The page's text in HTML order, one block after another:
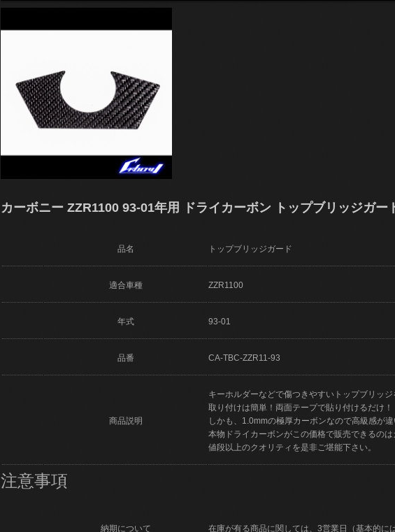
カーボニー ZZR1100 93-01年用 ドライカーボン トップブリッジガー
品名 トップブリッジガード
適合車種 ZZR1100
年式 93-01
品番 CA-TBC-ZZR11-93
商品説明
キーホルダーなどで傷つきやすいトップブリッ
取り付けは簡単！両面テープで貼り付けるだけ！
しかも、1.0mmの極厚カーボンなので高級感が
本物ドライカーボンがこの価格で販売できるの
値段以上のクオリティを是非ご堪能下さい。
注意事項
納期について
在庫が有る商品に関しては、3営業日（基本的に